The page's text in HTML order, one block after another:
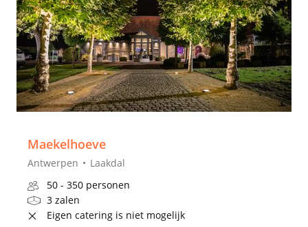
Maekelhoeve
Antwerpen
Laakdal
50 - 350 personen
3 zalen
Eigen catering is niet mogelijk